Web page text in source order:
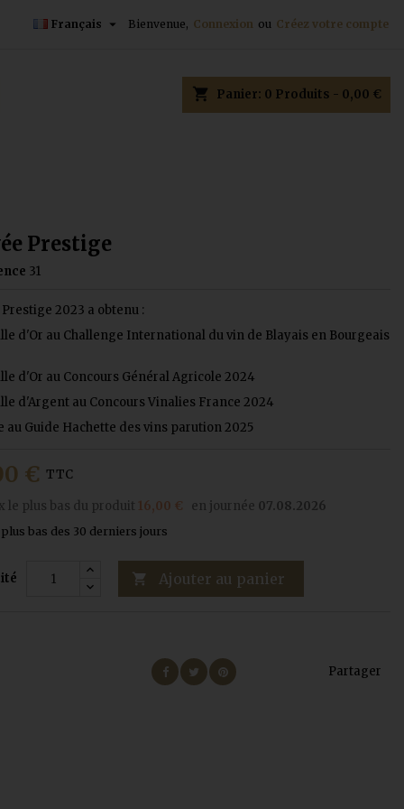
Bienvenue, Connexion ou Créez votre compte
Français 
shopping_cart Panier: 0 Produits - 0,00 €
Prestige
31
Prestige 2023 a obtenu :
d'Or au Challenge International du vin de Blayais en Bourgeais
d'Or au Concours Général Agricole 2024
d'Argent au Concours Vinalies France 2024
au Guide Hachette des vins parution 2025
€ TTC
le plus bas du produit 16,00 € en journée 07.08.2026
bas des 30 derniers jours
 Ajouter au panier
Partager